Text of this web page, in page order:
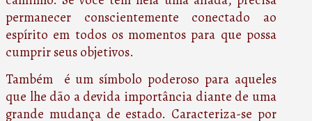
permanecer conscientemente conectado ao
espírito em todos os momentos para que possa
cumprir seus objetivos.
Também é um símbolo poderoso para aqueles
que lhe dão a devida importância diante de uma
grande mudança de estado. Caracteriza-se por